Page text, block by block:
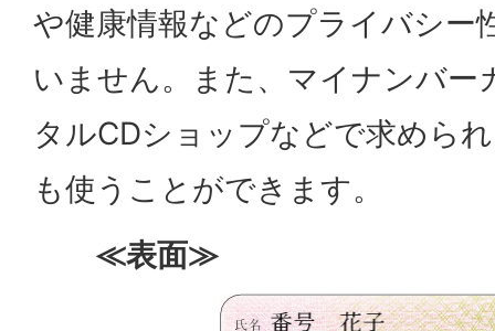
や健康情報などのプライバシー
いません。また、マイナンバー
タルCDショップなどで求めら
も使うことができます。
≪表面≫